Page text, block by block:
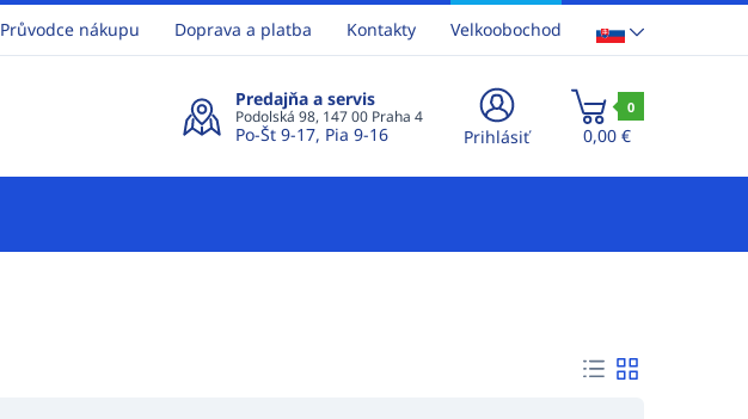
Průvodce nákupu Doprava a platba Kontakty Velkoobochod
Predajňa a servis
Podolská 98, 147 00 Praha 4
Po-Št 9-17, Pia 9-16 Prihlásiť
0
0,00 €